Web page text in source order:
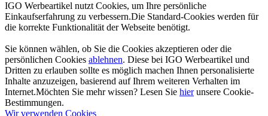
IGO Werbeartikel nutzt Cookies, um Ihre persönliche
Einkaufserfahrung zu verbessern.Die Standard-Cookies werden für
die korrekte Funktionalität der Webseite benötigt.
Sie können wählen, ob Sie die Cookies akzeptieren oder die
persönlichen Cookies ablehnen. Diese bei IGO Werbeartikel und
Dritten zu erlauben sollte es möglich machen Ihnen personalisierte
Inhalte anzuzeigen, basierend auf Ihrem weiteren Verhalten im
Internet.Möchten Sie mehr wissen? Lesen Sie hierunsere Cookie-
Bestimmungen.
Wir verwenden Cookies